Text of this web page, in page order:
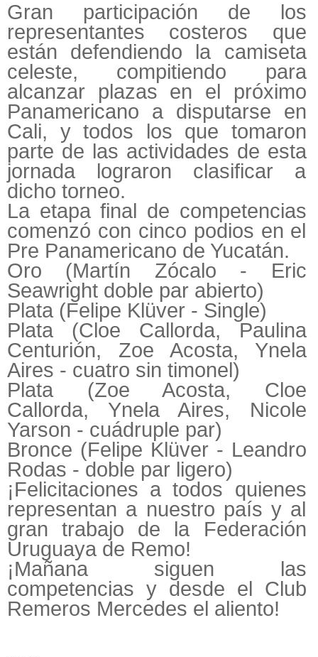
Gran participación de los
representantes costeros que
están defendiendo la camiseta
celeste, compitiendo para
alcanzar plazas en el próximo
Panamericano a disputarse en
Cali, y todos los que tomaron
parte de las actividades de esta
jornada lograron clasificar a
dicho torneo.
La etapa final de competencias
comenzó con cinco podios en el
Pre Panamericano de Yucatán.
Oro (Martín Zócalo - Eric
Seawright doble par abierto)
Plata (Felipe Klüver - Single)
Plata (Cloe Callorda, Paulina
Centurión, Zoe Acosta, Ynela
Aires - cuatro sin timonel)
Plata (Zoe Acosta, Cloe
Callorda, Ynela Aires, Nicole
Yarson - cuádruple par)
Bronce (Felipe Klüver - Leandro
Rodas - doble par ligero)
¡Felicitaciones a todos quienes
representan a nuestro país y al
gran trabajo de la Federación
Uruguaya de Remo!
¡Mañana siguen las
competencias y desde el Club
Remeros Mercedes el aliento!